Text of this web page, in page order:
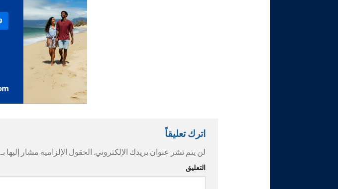
اترك تعليقاً
لن يتم نشر عنوان بريدك الإلكتروني. الحقول الإلزامية مشار إليها بـ
التعليق